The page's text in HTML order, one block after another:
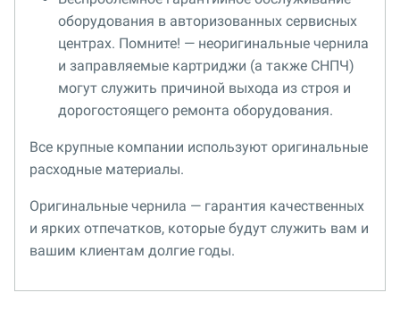
оборудования в авторизованных сервисных
центрах. Помните! — неоригинальные чернила
и заправляемые картриджи (а также СНПЧ)
могут служить причиной выхода из строя и
дорогостоящего ремонта оборудования.
Все крупные компании используют оригинальные
расходные материалы.
Оригинальные чернила — гарантия качественных
и ярких отпечатков, которые будут служить вам и
вашим клиентам долгие годы.